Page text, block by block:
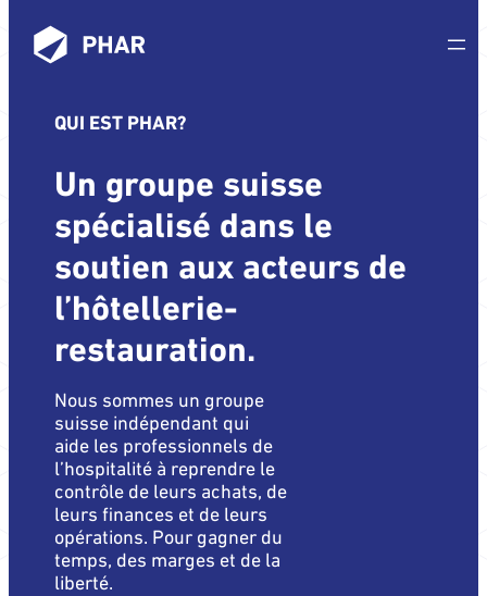
QUI EST PHAR?
Un groupe suisse
spécialisé dans le
soutien aux acteurs de
l’hôtellerie-
restauration.
Nous sommes un groupe
suisse indépendant qui
aide les professionnels de
l’hospitalité à reprendre le
contrôle de leurs achats, de
leurs finances et de leurs
opérations. Pour gagner du
temps, des marges et de la
liberté.